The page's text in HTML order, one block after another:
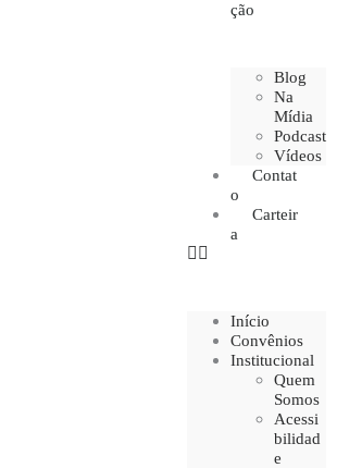
ção
Blog
Na
Mídia
Podcast
Vídeos
Contat
o
Carteir
a
Início
Convênios
Institucional
Quem
Somos
Acessi
bilidad
e